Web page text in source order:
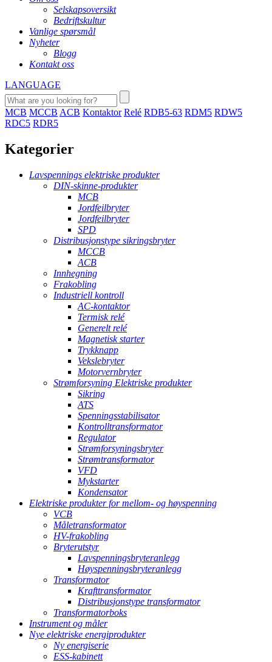
Selskapsoversikt
Bedriftskultur
Vanlige spørsmål
Nyheter
Blogg
Kontakt oss
LANGUAGE
MCB MCCB ACB Kontaktor Relé RDB5-63 RDM5 RDW5
RDC5 RDR5
Kategorier
Lavspennings elektriske produkter
DIN-skinne-produkter
MCB
Jordfeilbryter
Jordfeilbryter
SPD
Distribusjonstype sikringsbryter
MCCB
ACB
Innhegning
Frakobling
Industriell kontroll
AC-kontaktor
Termisk relé
Generelt relé
Magnetisk starter
Trykknapp
Vekslebryter
Motorvernbryter
Strømforsyning Elektriske produkter
Sikring
ATS
Spenningsstabilisator
Kontrolltransformator
Regulator
Strømforsyningsbryter
Strømtransformator
VFD
Mykstarter
Kondensator
Elektriske produkter for mellom- og høyspenning
VCB
Måletransformator
HV-frakobling
Bryterutstyr
Lavspenningsbryteranlegg
Høyspenningsbryteranlegg
Transformator
Krafttransformator
Distribusjonstype transformator
Transformatorboks
Instrument og måler
Nye elektriske energiprodukter
Ny energiserie
ESS-kabinett